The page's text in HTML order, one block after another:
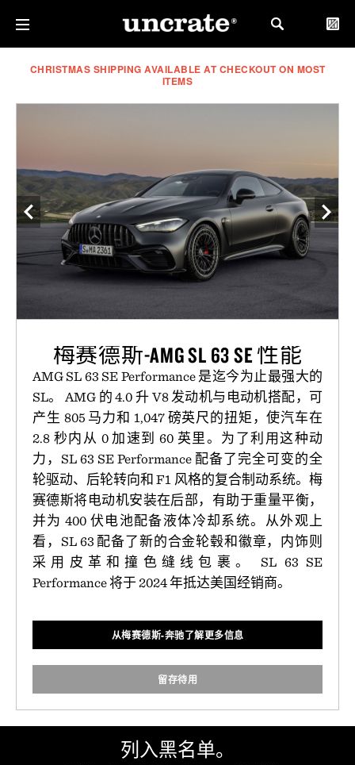
CHRISTMAS SHIPPING AVAILABLE AT CHECKOUT ON MOST
ITEMS
梅赛德斯-AMG SL 63 SE 性能
AMG SL 63 SE Performance 是迄今为止最强大的
SL。 AMG 的 4.0 升 V8 发动机与电动机搭配，可
产生 805 马力和 1,047 磅英尺的扭矩，使汽车在
2.8 秒内从 0 加速到 60 英里。为了利用这种动
力，SL 63 SE Performance 配备了完全可变的全
轮驱动、后轮转向和 F1 风格的复合制动系统。梅
赛德斯将电动机安装在后部，有助于重量平衡，
并为 400 伏电池配备液体冷却系统。从外观上
看，SL 63 配备了新的合金轮毂和徽章，内饰则
采用皮革和撞色缝线包裹。 SL 63 SE
Performance 将于 2024 年抵达美国经销商。
从梅赛德斯-奔驰了解更多信息
留存待用
列入黑名单。